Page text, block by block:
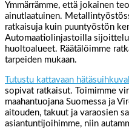
Ymmärrämme, että jokainen
ainutlaatuinen.
ratkaisuja kuin puuntyöstön
Automaatiolinjastoilla
huoltoalueet. Räätälöimme
tarpeiden mukaan.
Tutustu kattavaan
sopivat ratkaisut. Toimimme
maahantuojana Suomessa ja
aitouden, takuut ja varaosien
asiantuntijoihimme, niin